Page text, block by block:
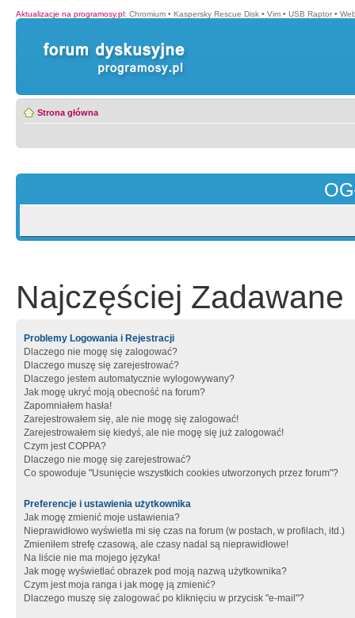
Aktualizacje na programosy.pl: Chromium • Kaspersky Rescue Disk • Vim • USB Raptor •
Strona główna
Najczęściej Zadawane
Problemy Logowania i Rejestracji
Dlaczego nie mogę się zalogować?
Dlaczego muszę się zarejestrować?
Dlaczego jestem automatycznie wylogowywany?
Jak mogę ukryć moją obecność na forum?
Zapomniałem hasła!
Zarejestrowałem się, ale nie mogę się zalogować!
Zarejestrowałem się kiedyś, ale nie mogę się już zalogować!
Czym jest COPPA?
Dlaczego nie mogę się zarejestrować?
Co spowoduje "Usunięcie wszystkich cookies utworzonych przez forum"?
Preferencje i ustawienia użytkownika
Jak mogę zmienić moje ustawienia?
Nieprawidłowo wyświetla mi się czas na forum (w postach, w profilach, itd.)
Zmieniłem strefę czasową, ale czasy nadal są nieprawidłowe!
Na liście nie ma mojego języka!
Jak mogę wyświetlać obrazek pod moją nazwą użytkownika?
Czym jest moja ranga i jak mogę ją zmienić?
Dlaczego muszę się zalogować po kliknięciu w przycisk "e-mail"?